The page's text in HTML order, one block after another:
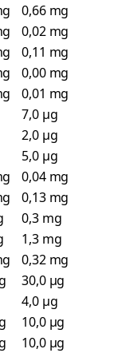
0,66 mg
0,02 mg
0,11 mg
0,00 mg
0,01 mg
7,0 µg
2,0 µg
5,0 µg
0,04 mg
0,13 mg
0,3 mg
1,3 mg
0,32 mg
30,0 µg
4,0 µg
10,0 µg
10,0 µg